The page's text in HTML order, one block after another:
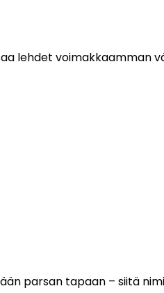
lehdet voimakkaamman
parsan tapaan – siitä